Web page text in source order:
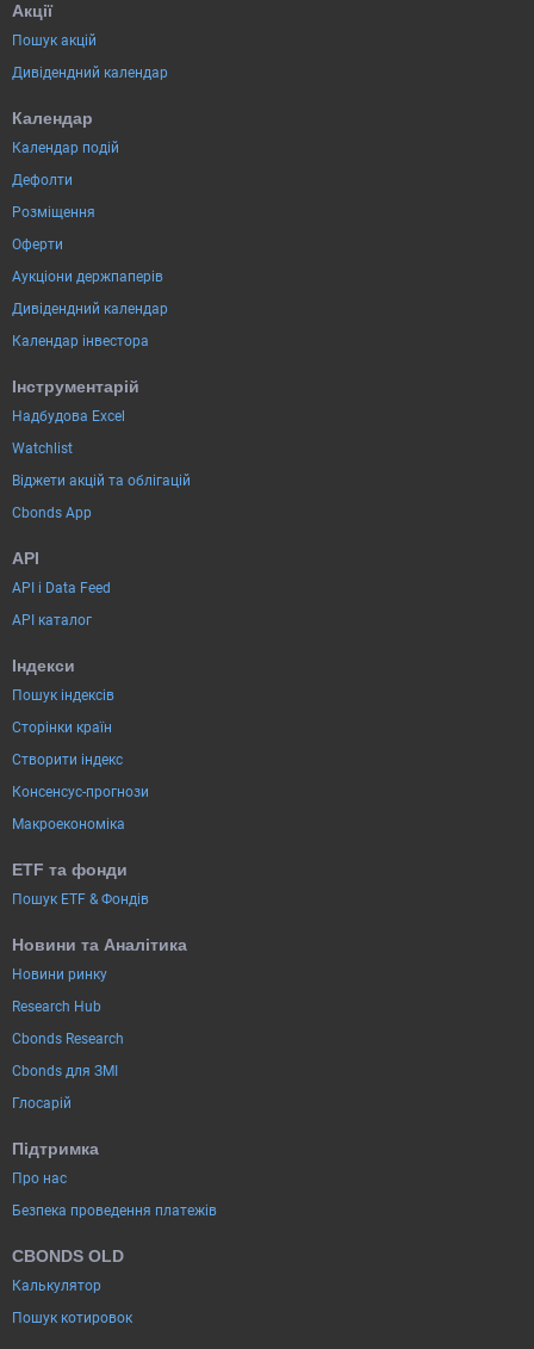
Акції
Пошук акцій
Дивідендний календар
Календар
Календар подій
Дефолти
Розміщення
Оферти
Аукціони держпаперів
Дивідендний календар
Календар інвестора
Інструментарій
Надбудова Excel
Watchlist
Віджети акцій та облігацій
Cbonds App
API
API і Data Feed
API каталог
Індекси
Пошук індексів
Сторінки країн
Створити індекс
Консенсус-прогнози
Макроекономіка
ETF та фонди
Пошук ETF & Фондів
Новини та Аналітика
Новини ринку
Research Hub
Cbonds Research
Cbonds для ЗМІ
Глосарій
Підтримка
Про нас
Безпека проведення платежів
CBONDS OLD
Калькулятор
Пошук котировок